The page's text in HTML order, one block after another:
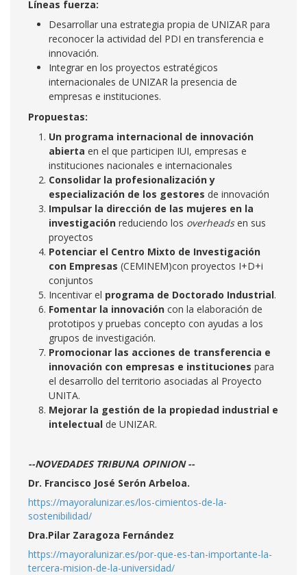
Líneas fuerza:
Desarrollar una estrategia propia de UNIZAR para
reconocer la actividad del PDI en transferencia e
innovación.
Integrar en los proyectos estratégicos
internacionales de UNIZAR la presencia de
empresas e instituciones.
Propuestas:
Un programa internacional de innovación
abierta en el que participen IUI, empresas e
instituciones nacionales e internacionales
Consolidar la profesionalización y
especialización de los gestores de innovación
Impulsar la dirección de las mujeres en la
investigación reduciendo los overheadsen sus
proyectos
Potenciar el Centro Mixto de Investigación
con Empresas (CEMINEM)con proyectos I+D+i
conjuntos
Incentivar el programa de Doctorado Industrial.
Fomentar la innovación con la elaboración de
prototipos y pruebas concepto con ayudas a los
grupos de investigación.
Promocionar las acciones de transferencia e
innovación con empresas e instituciones para
el desarrollo del territorio asociadas al Proyecto
UNITA.
Mejorar la gestión de la propiedad industrial e
intelectual de UNIZAR.
--NOVEDADES TRIBUNA OPINION --
Dr. Francisco José Serón Arbeloa.
https://mayoralunizar.es/los-cimientos-de-la-
sostenibilidad/
Dra.Pilar Zaragoza Fernández
https://mayoralunizar.es/por-que-es-tan-importante-la-
tercera-mision-de-la-universidad/